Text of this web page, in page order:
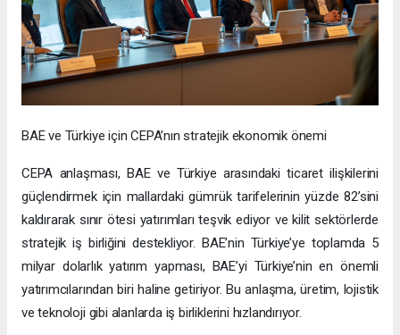
BAE ve Türkiye için CEPA’nın stratejik ekonomik önemi
CEPA anlaşması, BAE ve Türkiye arasındaki ticaret ilişkilerini
güçlendirmek için mallardaki gümrük tarifelerinin yüzde 82’sini
kaldırarak sınır ötesi yatırımları teşvik ediyor ve kilit sektörlerde
stratejik iş birliğini destekliyor. BAE’nin Türkiye’ye toplamda 5
milyar dolarlık yatırım yapması, BAE’yi Türkiye’nin en önemli
yatırımcılarından biri haline getiriyor. Bu anlaşma, üretim, lojistik
ve teknoloji gibi alanlarda iş birliklerini hızlandırıyor.